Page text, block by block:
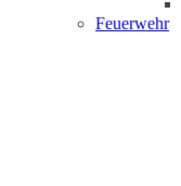
Feuerwehr